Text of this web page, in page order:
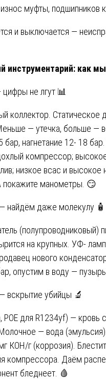
муфты, подшипников
и выключается —
инструментарий: как
не лгут 📊
коллектор. Статическое
— утечка, больше —
бар, нагнетание 12- 18
компрессор;
низкое всас и высокое
покажите манометры. 😏
найдём даже молекулу 🧴
(полупроводниковый)
на крупных. УФ-
нового
опустим в воду —
вскрытие убийцы 🔬
POE для R1234yf) — кровь
— вода
КОН/г (коррозия).
компрессора. Даём
бледнеет. 🩸